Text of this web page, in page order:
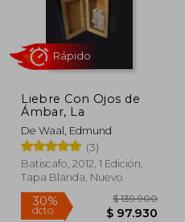
45%
dcto.
Liebre Con Ojos de
Ámbar, La
De Waal, Edmund
(3)
Batiscafo, 2012, 1 Edición,
Tapa Blanda, Nuevo